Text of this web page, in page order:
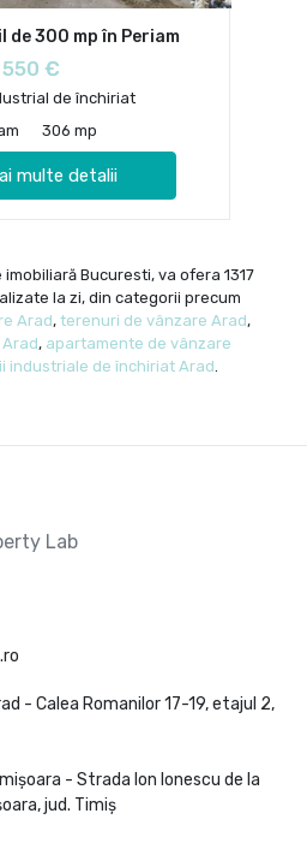
de 300 mp în Periam
550 €
de închiriat
306 mp
multe detalii
imobiliară Bucuresti, va ofera 1317
la zi, din categorii precum
Arad, terenuri de vânzare Arad,
, apartamente de vânzare
industriale de închiriat Arad
- Calea Romanilor 17-19, etajul 2,
- Strada Ion Ionescu de la
jud. Timiș